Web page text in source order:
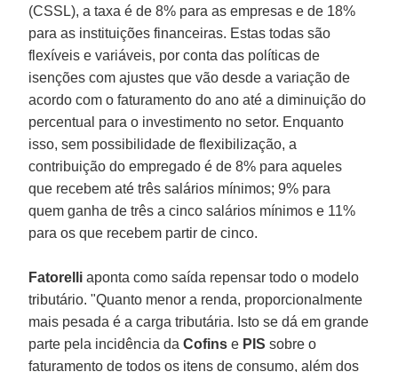
(CSSL), a taxa é de 8% para as empresas e de 18%
para as instituições financeiras. Estas todas são
flexíveis e variáveis, por conta das políticas de
isenções com ajustes que vão desde a variação de
acordo com o faturamento do ano até a diminuição do
percentual para o investimento no setor. Enquanto
isso, sem possibilidade de flexibilização, a
contribuição do empregado é de 8% para aqueles
que recebem até três salários mínimos; 9% para
quem ganha de três a cinco salários mínimos e 11%
para os que recebem partir de cinco.
Fatorelliaponta como saída repensar todo o modelo
tributário. "Quanto menor a renda, proporcionalmente
mais pesada é a carga tributária. Isto se dá em grande
parte pela incidência daCofins e PISsobre o
faturamento de todos os itens de consumo, além dos